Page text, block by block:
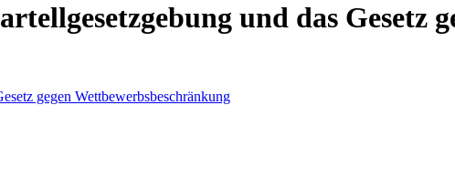
und das Gesetz